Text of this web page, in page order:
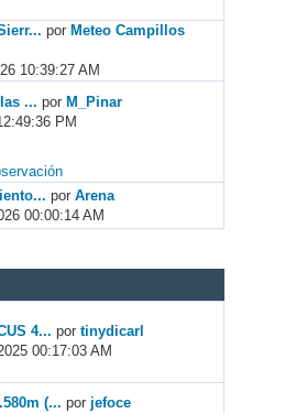
por Meteo Campillos
10:39:27 AM
... porM_Pinar
PM
porArena
00:00:14 AM
4... portinydicarl
00:17:03 AM
(... por jefoce